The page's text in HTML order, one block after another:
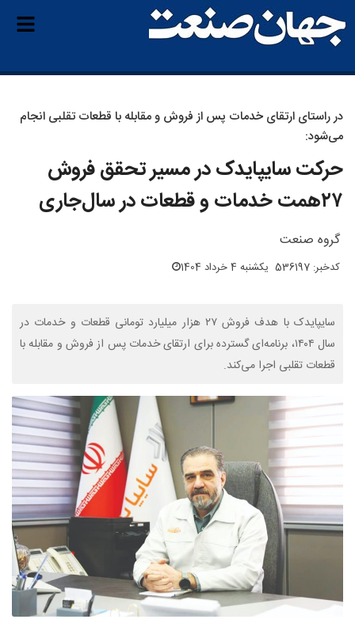
در راستای ارتقای خدمات پس از فروش و مقابله با قطعات تقلبی انجام
می‌شود:
حرکت سایپایدک در مسیر تحقق فروش
۲۷همت خدمات و قطعات در سال‌جاری
گروه صنعت
کدخبر: 536197 یکشنبه 4 خرداد 1404
سایپایدک با هدف فروش ۲۷ هزار میلیارد تومانی قطعات و خدمات در
سال ۱۴۰۴، برنامه‌ای گسترده برای ارتقای خدمات پس از فروش و مقابله با
قطعات تقلبی اجرا می‌کند.